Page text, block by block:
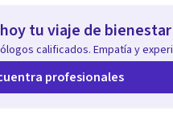
tu viaje de bienestar
calificados. Empatía y
profesionales